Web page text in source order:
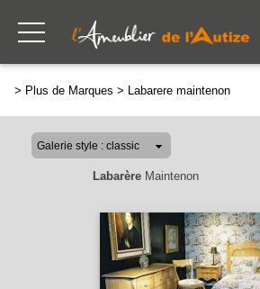
> Plus de Marques > Labarere maintenon
LabarèreMaintenon